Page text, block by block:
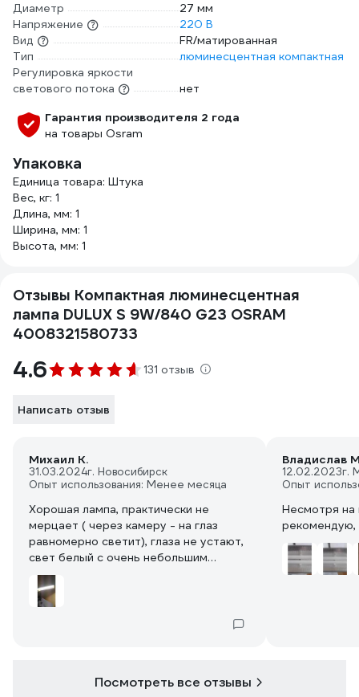
Диаметр
27 мм
Напряжение
220 В
Вид
FR/матированная
Тип
люминесцентная компактная
Регулировка яркости
светового потока
нет
Гарантия производителя 2 года
на товары Osram
Упаковка
Единица товара: Штука
Вес, кг: 1
Длина, мм: 1
Ширина, мм: 1
Высота, мм: 1
Отзывы Компактная люминесцентная
лампа DULUX S 9W/840 G23 OSRAM
4008321580733
4.6 131 отзыв
Написать отзыв
Михаил К.
31.03.2024г. Новосибирск
Опыт использования: Менее месяца
Хорошая лампа, практически не
мерцает ( через камеру - на глаз
равномерно светит), глаза не устают,
свет белый с очень небольшим
уклоном в желтый. Внутри что-то
бренчит - видимо конденсатор в
цоколе, на работу не влияет.
Владислав
12.02.2023г.
Опыт
Несмотря на
рекомендую,
Посмотреть все отзывы